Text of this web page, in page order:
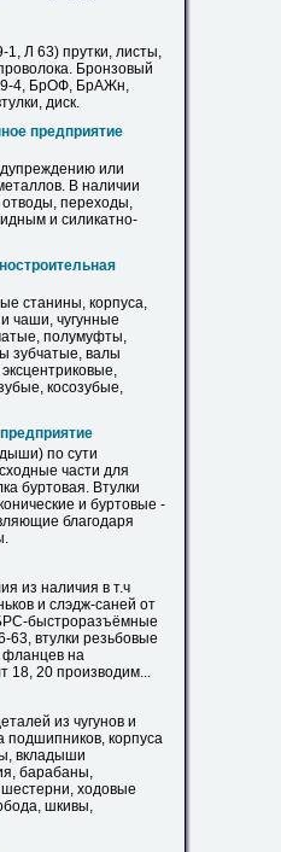
Л 63) прутки, листы,
Бронзовый
4, БрОФ, БрАЖн,
, диск.
предприятие
или
В наличии
переходы,
и силикатно-
станины, корпуса,
чаши, чугунные
полумуфты,
зубчатые, валы
косозубые,
по сути
части для
буртовая. Втулки
и буртовые -
благодаря
из наличия в т.ч
и слэдж-саней от
быстроразъёмные
63, втулки резьбовые
фланцев на
18, 20 производим...
из чугунов и
подшипников, корпуса
вкладыши
барабаны,
ходовые
шкивы,